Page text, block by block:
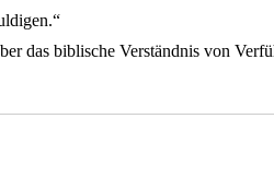
das biblische Verständnis von